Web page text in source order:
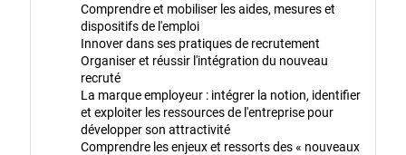
Comprendre et mobiliser les aides, mesures et
dispositifs de l'emploi
Innover dans ses pratiques de recrutement
Organiser et réussir l'intégration du nouveau
recruté
La marque employeur : intégrer la notion, identifier
et exploiter les ressources de l'entreprise pour
développer son attractivité
Comprendre les enjeux et ressorts des « nouveaux